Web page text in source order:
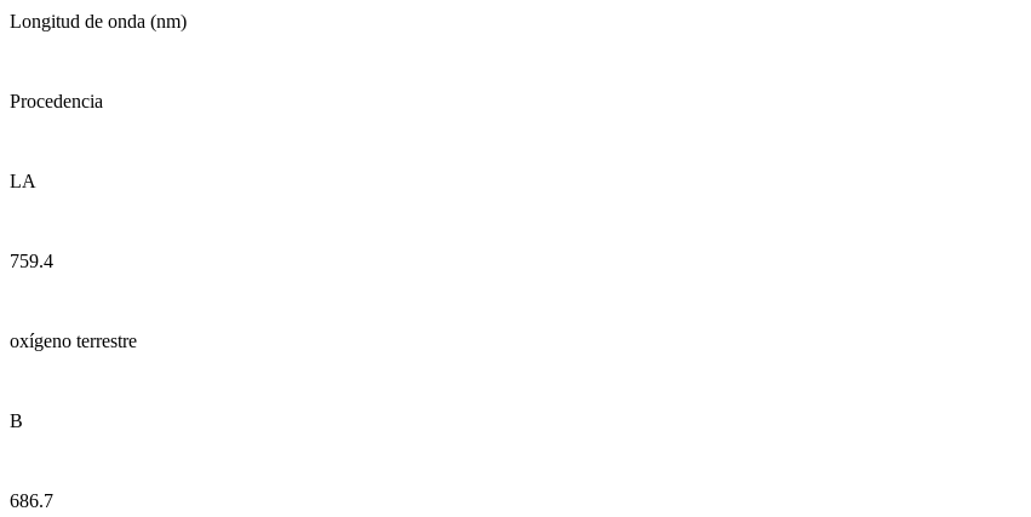
Longitud de onda (nm)
Procedencia
LA
759.4
oxígeno terrestre
B
686.7